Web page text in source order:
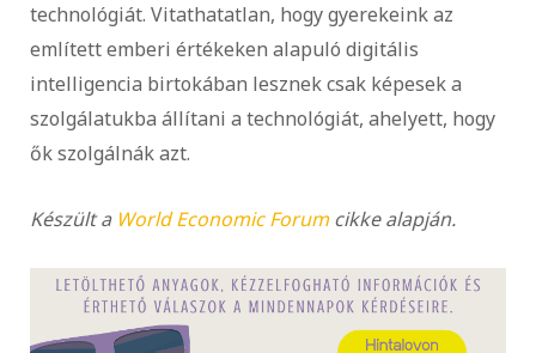
technológiát. Vitathatatlan, hogy gyerekeink az
említett emberi értékeken alapuló digitális
intelligencia birtokában lesznek csak képesek a
szolgálatukba állítani a technológiát, ahelyett, hogy
ők szolgálnák azt.
Készült a World Economic Forum cikke alapján.